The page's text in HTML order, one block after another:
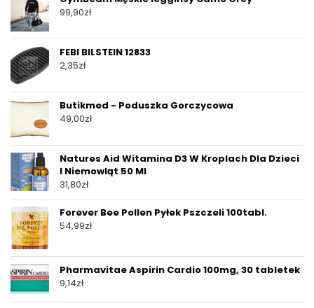
99,90zł
FEBI BILSTEIN 12833
2,35zł
Butikmed - Poduszka Gorczycowa
49,00zł
Natures Aid Witamina D3 W Kroplach Dla Dzieci
I Niemowląt 50 Ml
31,80zł
Forever Bee Pollen Pyłek Pszczeli 100tabl.
54,99zł
Pharmavitae Aspirin Cardio 100mg, 30 tabletek
9,14zł